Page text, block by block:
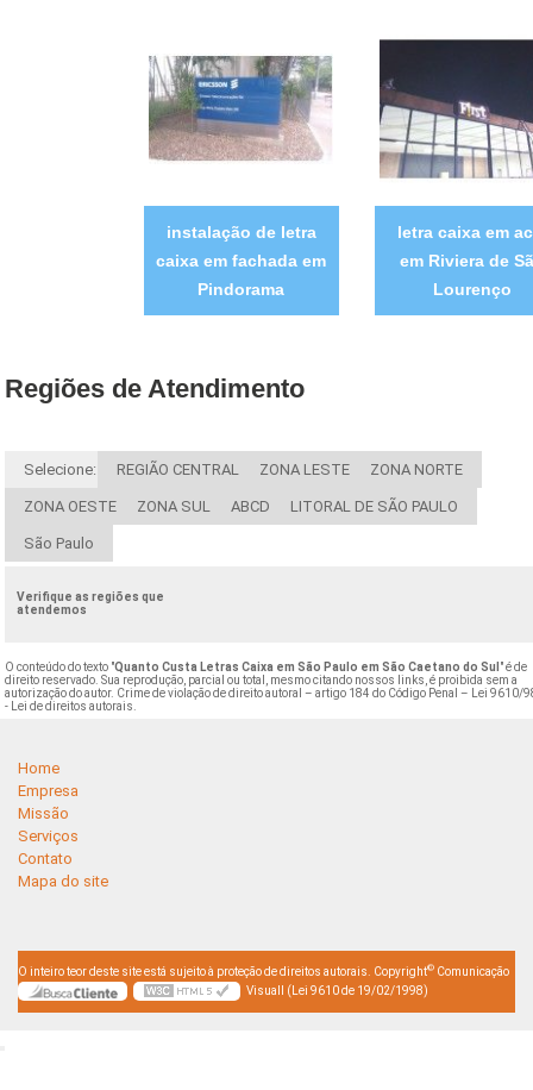
instalação de letra
caixa em fachada em
Pindorama
letra caixa em
em Riviera de
Lourenço
Regiões de Atendimento
Selecione: REGIÃO CENTRAL ZONA LESTE ZONA NORTE
ZONA OESTE ZONA SUL ABCD LITORAL DE SÃO PAULO
São Paulo
Verifique as regiões que
atendemos
O conteúdo do texto "Quanto Custa Letras Caixa em São Paulo em São Caetano do Sul " é de
direito reservado. Sua reprodução, parcial ou total, mesmo citando nossos links, é proibida sem a
autorização do autor. Crime de violação de direito autoral – artigo 184 do Código Penal –
Lei 9610/
- Lei de direitos autorais
Home
Empresa
Missão
Serviços
Contato
Mapa do site
O inteiro teor deste site está sujeito à proteção de direitos autorais. Copyright© Comunicação
Visuall (Lei 9610 de 19/02/1998)